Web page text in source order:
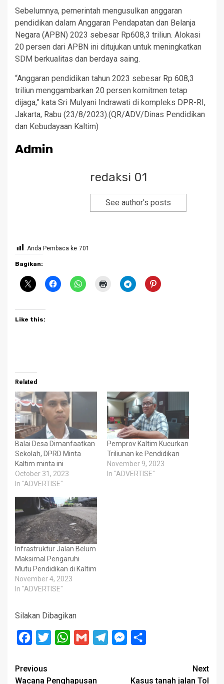
Sebelumnya, pemerintah mengusulkan anggaran
pendidikan dalam Anggaran Pendapatan dan Belanja
Negara (APBN) 2023 sebesar Rp608,3 triliun. Alokasi
20 persen dari APBN ini ditujukan untuk meningkatkan
SDM berkualitas dan berdaya saing.
“Anggaran pendidikan tahun 2023 sebesar Rp 608,3
triliun menggambarkan 20 persen komitmen tetap
dijaga,” kata Sri Mulyani Indrawati di kompleks DPR-RI,
Jakarta, Rabu (23/8/2023).(QR/ADV/Dinas Pendidikan
dan Kebudayaan Kaltim)
Admin
redaksi 01
See author's posts
Anda Pembaca ke 701
Bagikan:
Like this:
Related
Balai Desa Dimanfaatkan
Sekolah, DPRD Minta
Kaltim minta ini
October 31, 2023
In "ADVERTISE"
Pemprov Kaltim Kucurkan
Triliunan ke Pendidikan
November 9, 2023
In "ADVERTISE"
Infrastruktur Jalan Belum
Maksimal Pengaruhi
Mutu Pendidikan di Kaltim
November 4, 2023
In "ADVERTISE"
Silakan Dibagikan
Facebook
Twitter WhatsApp
Gmail TelegramMessenger
Post
Previous
Wacana Penghapusan
Next
Kasus tanah jalan Tol